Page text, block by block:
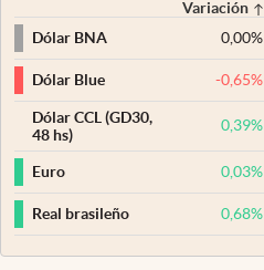
Variación
Dólar BNA
0,00%
Dólar Blue -0,65%
Dólar CCL (GD30,
48 hs)
0,39%
Euro 0,03%
Real brasileño 0,68%